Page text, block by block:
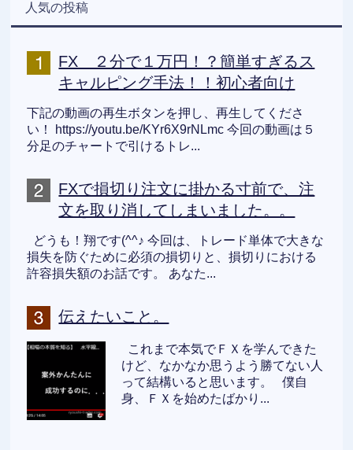
人気の投稿
FX ２分で１万円！？簡単すぎるス
キャルピング手法！！初心者向け
下記の動画の再生ボタンを押し、再生してくださ
い！ https://youtu.be/KYr6X9rNLmc 今回の動画は５
分足のチャートで引けるトレ...
FXで損切り注文に掛かる寸前で、注
文を取り消してしまいました。。
どうも！翔です(^^♪ 今回は、トレード単体で大きな
損失を防ぐために必須の損切りと、損切りにおける
許容損失額のお話です。 あなた...
伝えたいこと。
これまで本気でＦＸを学んできた
けど、なかなか思うよう勝てない人
って結構いると思います。 僕自
身、ＦＸを始めたばかり...